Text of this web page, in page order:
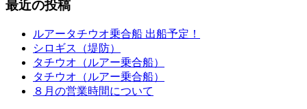
最近の投稿
ルアータチウオ乗合船 出船予定！
シロギス（堤防）
タチウオ（ルアー乗合船）
タチウオ（ルアー乗合船）
８月の営業時間について